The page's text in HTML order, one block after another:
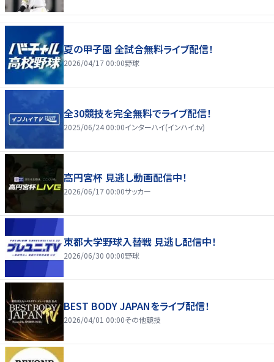
夏の甲子園 全試合無料ライブ配信！
2026/04/17 00:00野球
全30競技を完全無料でライブ配信！
2025/06/24 00:00インターハイ(インハイ.tv)
高円宮杯 見逃し動画配信中！
2026/06/17 00:00サッカー
東都大学野球入替戦 見逃し配信中！
2026/06/30 00:00野球
BEST BODY JAPANをライブ配信！
2026/04/01 00:00その他競技